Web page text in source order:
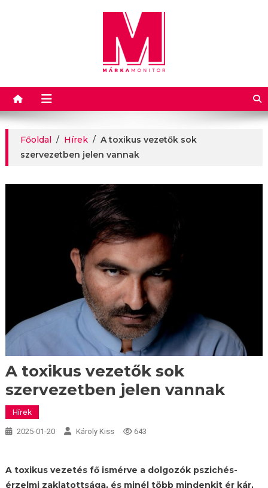
Márkamonitor
Főoldal / Hírek / A toxikus vezetők sok
szervezetben jelen vannak
A toxikus vezetők sok
szervezetben jelen vannak
Hírek
2025-01-20 Károly Kiss 643
A toxikus vezetés fő ismérve a dolgozók pszichés-
érzelmi zaklatottsága, és minél több mindenkit ér kár,